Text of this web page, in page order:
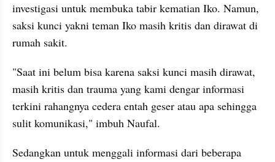
investigasi untuk membuka tabir kematian Iko. Namun,
saksi kunci yakni teman Iko masih kritis dan dirawat di
rumah sakit.
"Saat ini belum bisa karena saksi kunci masih dirawat,
masih kritis dan trauma yang kami dengar informasi
terkini rahangnya cedera entah geser atau apa sehingga
sulit komunikasi," imbuh Naufal.
Sedangkan untuk menggali informasi dari beberapa